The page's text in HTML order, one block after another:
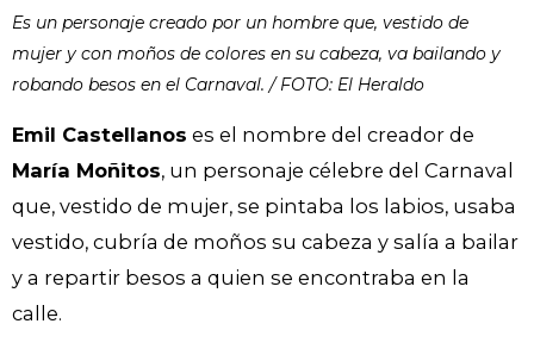
Es un personaje creado por un hombre que, vestido de
mujer y con moños de colores en su cabeza, va bailando y
robando besos en el Carnaval. / FOTO: El Heraldo
Emil Castellanos es el nombre del creador de
María Moñitos, un personaje célebre del Carnaval
que, vestido de mujer, se pintaba los labios, usaba
vestido, cubría de moños su cabeza y salía a bailar
y a repartir besos a quien se encontraba en la
calle.